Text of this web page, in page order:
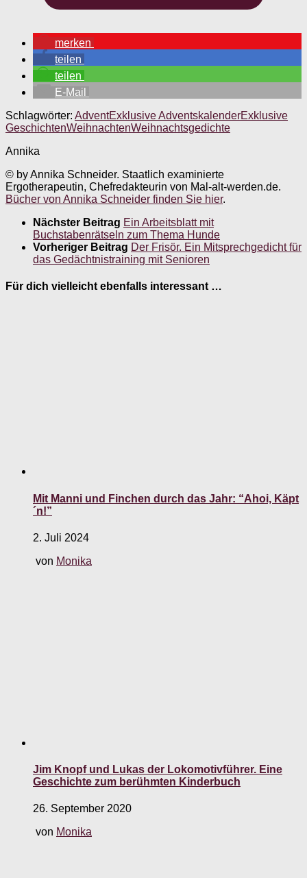
merken
teilen
teilen
E-Mail
Schlagwörter: AdventExklusive AdventskalenderExklusive
GeschichtenWeihnachtenWeihnachtsgedichte
Annika
© by Annika Schneider. Staatlich examinierte
Ergotherapeutin, Chefredakteurin von Mal-alt-werden.de.
Bücher von Annika Schneider finden Sie hier.
Nächster Beitrag Ein Arbeitsblatt mit
Buchstabenrätseln zum Thema Hunde
Vorheriger Beitrag Der Frisör. Ein Mitsprechgedicht für
das Gedächtnistraining mit Senioren
Für dich vielleicht ebenfalls interessant …
Mit Manni und Finchen durch das Jahr: “Ahoi, Käpt
´n!”
2. Juli 2024
von Monika
Jim Knopf und Lukas der Lokomotivführer. Eine
Geschichte zum berühmten Kinderbuch
26. September 2020
von Monika